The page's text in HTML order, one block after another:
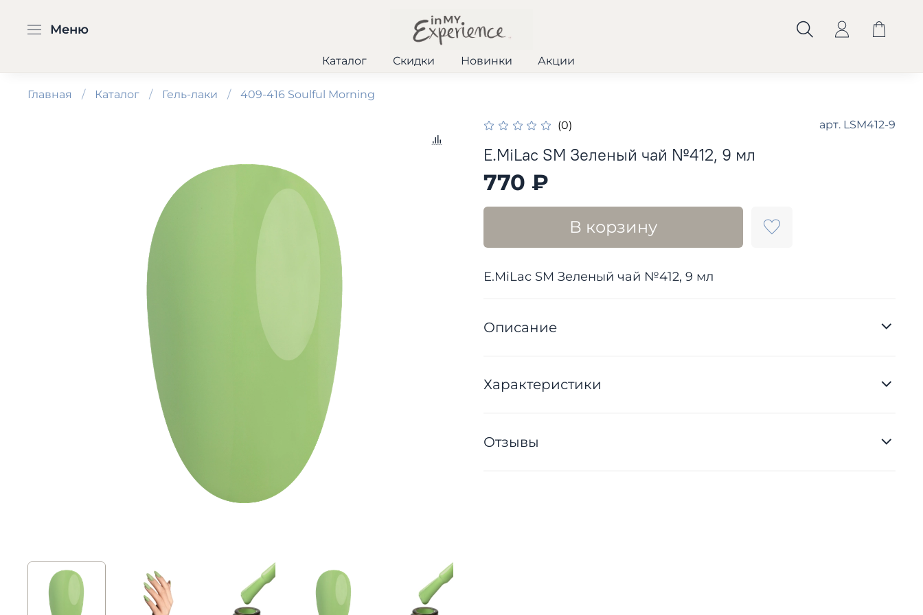
Меню
Каталог Скидки Новинки Акции
Главная Каталог Гель-лаки 409-416 Soulful Morning
(0) арт. LSM412-9
E.MiLac SM Зеленый чай №412, 9 мл
770 ₽
В корзину
E.MiLac SM Зеленый чай №412, 9 мл
Описание
Характеристики
Отзывы